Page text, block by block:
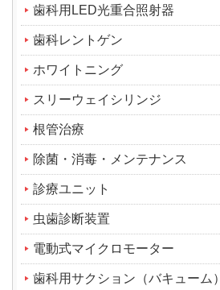
歯科用LED光重合照射器
歯科レントゲン
ホワイトニング
スリーウェイシリンジ
根管治療
除菌・消毒・メンテナンス
診療ユニット
虫歯診断装置
電動式マイクロモーター
歯科用サクション（バキューム）